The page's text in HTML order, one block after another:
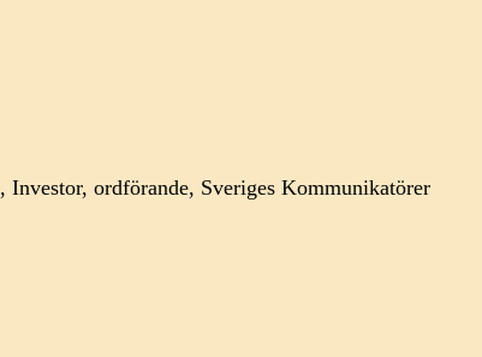
ordförande, Sveriges Kommunikatörer